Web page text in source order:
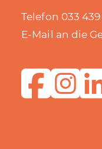
Telefon 033
E-Mail an die